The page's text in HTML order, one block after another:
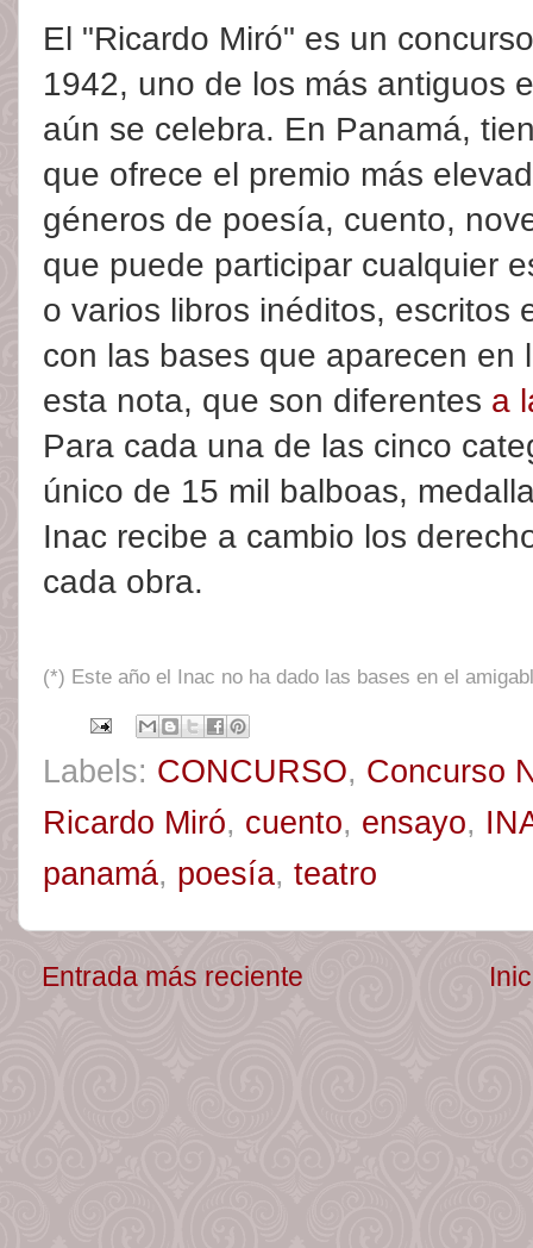
El "Ricardo Miró" es un
1942, uno de los más antiguos
aún se celebra. En Panamá,
que ofrece el premio más
géneros de poesía, cuento,
que puede participar cualquier
o varios libros inéditos, escritos
con las bases que aparecen en
esta nota, que son diferentes a
Para cada una de las cinco
único de 15 mil balboas,
Inac recibe a cambio los
cada obra.
(*) Este año el Inac no ha dado las bases en el
Labels: CONCURSO, Concurso
Ricardo Miró, cuento, ensayo,
panamá, poesía, teatro
Entrada más reciente